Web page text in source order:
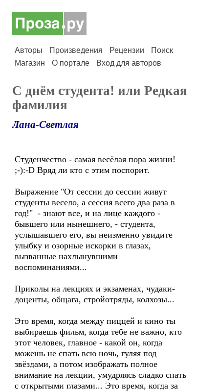
Авторы Произведения Рецензии
Поиск
Магазин
О портале Вход для авторов
С днём студента! или Редкая
фамилия
Лана-Светлая
Студенчество - самая весёлая пора жизни!
;-):-D Вряд ли кто с этим поспорит.
Выражение "От сессии до сессии живут
студенты весело, а сессия всего два раза в
год!" - знают все, и на лице каждого -
бывшего или нынешнего, - студента,
услышавшего его, вы неизменно увидите
улыбку и озорные искорки в глазах,
вызванные нахлынувшими
воспоминаниями...
Приколы на лекциях и экзаменах, чудаки-
доценты, общага, стройотряды, колхозы...
Это время, когда между пиццей и кино ты
выбираешь фильм, когда тебе не важно, кто
этот человек, главное - какой он, когда
можешь не спать всю ночь, гуляя под
звёздами, а потом изображать полное
внимание на лекции, умудряясь сладко спать
с открытыми глазами... Это время, когда за